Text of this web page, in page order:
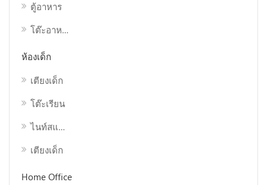
ตู้อาหาร
โต๊ะอาหาร
ห้องเด็ก
เตียงเด็ก
โต๊ะเรียน
ไนท์สแตนด์
เตียงเด็ก
Home Office